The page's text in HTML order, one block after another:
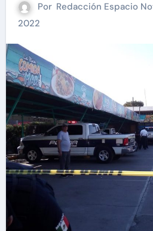
Por Redacción Espacio
2022